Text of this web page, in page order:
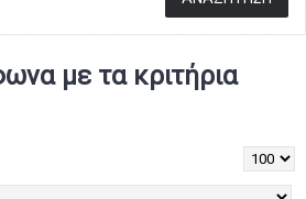
με τα κριτήρια